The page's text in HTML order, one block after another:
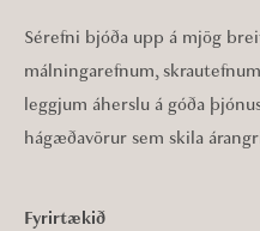
Sérefni bjóða upp á mjög
málningarefnum,
leggjum áherslu á góða
hágæðavörur sem skila
Fyrirtækið